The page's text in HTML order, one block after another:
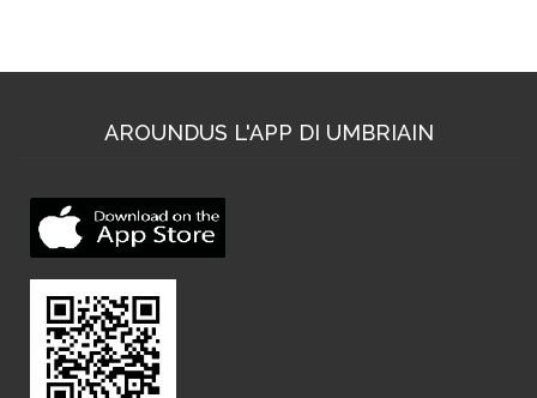
AROUNDUS L'APP DI UMBRIAIN